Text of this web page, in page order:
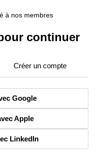
à nos membres
continuer
Créer un compte
Google
Apple
LinkedIn